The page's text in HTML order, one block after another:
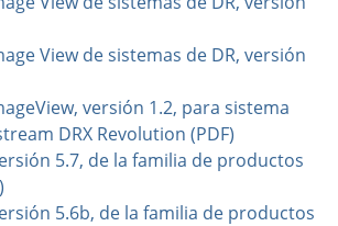
View de sistemas de DR, versión
versión 1.2, para sistema
DRX Revolution (PDF)
5.7, de la familia de productos
5.6b, de la familia de productos